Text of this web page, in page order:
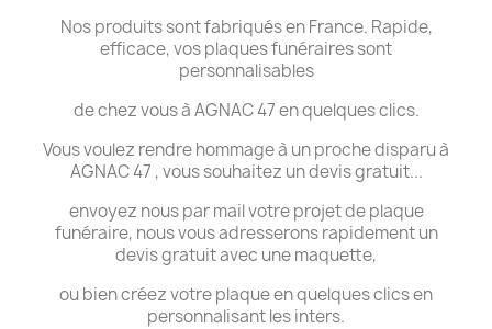
Nos produits sont fabriqués en France. Rapide,
efficace, vos plaques funéraires sont
personnalisables
de chez vous à AGNAC 47 en quelques clics.
Vous voulez rendre hommage à un proche disparu à
AGNAC 47 , vous souhaitez un devis gratuit...
envoyez nous par mail votre projet de plaque
funéraire, nous vous adresserons rapidement un
devis gratuit avec une maquette,
ou bien créez votre plaque en quelques clics en
personnalisant les inters.